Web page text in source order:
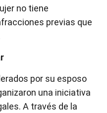
no tiene
previas que
por su esposo
una iniciativa
A través de la